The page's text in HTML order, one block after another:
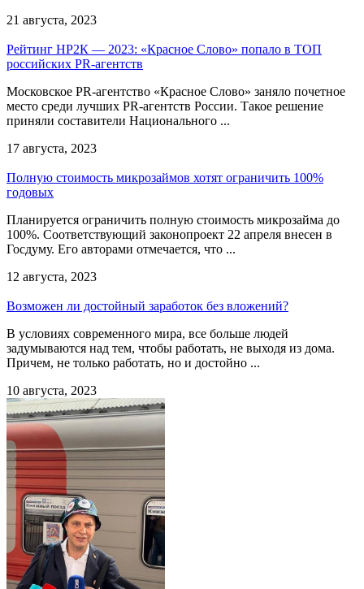
21 августа, 2023
Рейтинг НР2К — 2023: «Красное Слово» попало в ТОП
российских PR-агентств
Московское PR-агентство «Красное Слово» заняло почетное
место среди лучших PR-агентств России. Такое решение
приняли составители Национального ...
17 августа, 2023
Полную стоимость микрозаймов хотят ограничить 100%
годовых
Планируется ограничить полную стоимость микрозайма до
100%. Соответствующий законопроект 22 апреля внесен в
Госдуму. Его авторами отмечается, что ...
12 августа, 2023
Возможен ли достойный заработок без вложений?
В условиях современного мира, все больше людей
задумываются над тем, чтобы работать, не выходя из дома.
Причем, не только работать, но и достойно ...
10 августа, 2023